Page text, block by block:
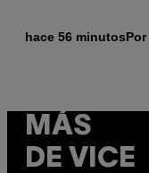
hace 56 minutosPor
MÁS
DE VICE